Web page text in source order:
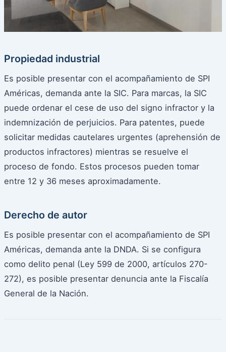
Propiedad industrial
Es posible presentar con el acompañamiento de SPI
Américas, demanda ante la SIC. Para marcas, la SIC
puede ordenar el cese de uso del signo infractor y la
indemnización de perjuicios. Para patentes, puede
solicitar medidas cautelares urgentes (aprehensión de
productos infractores) mientras se resuelve el
proceso de fondo. Estos procesos pueden tomar
entre 12 y 36 meses aproximadamente.
Derecho de autor
Es posible presentar con el acompañamiento de SPI
Américas, demanda ante la DNDA. Si se configura
como delito penal (Ley 599 de 2000, artículos 270-
272), es posible presentar denuncia ante la Fiscalía
General de la Nación.